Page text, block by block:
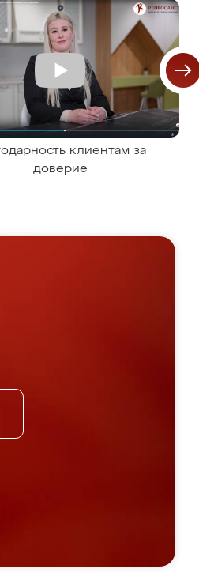
клиентам за
доверие